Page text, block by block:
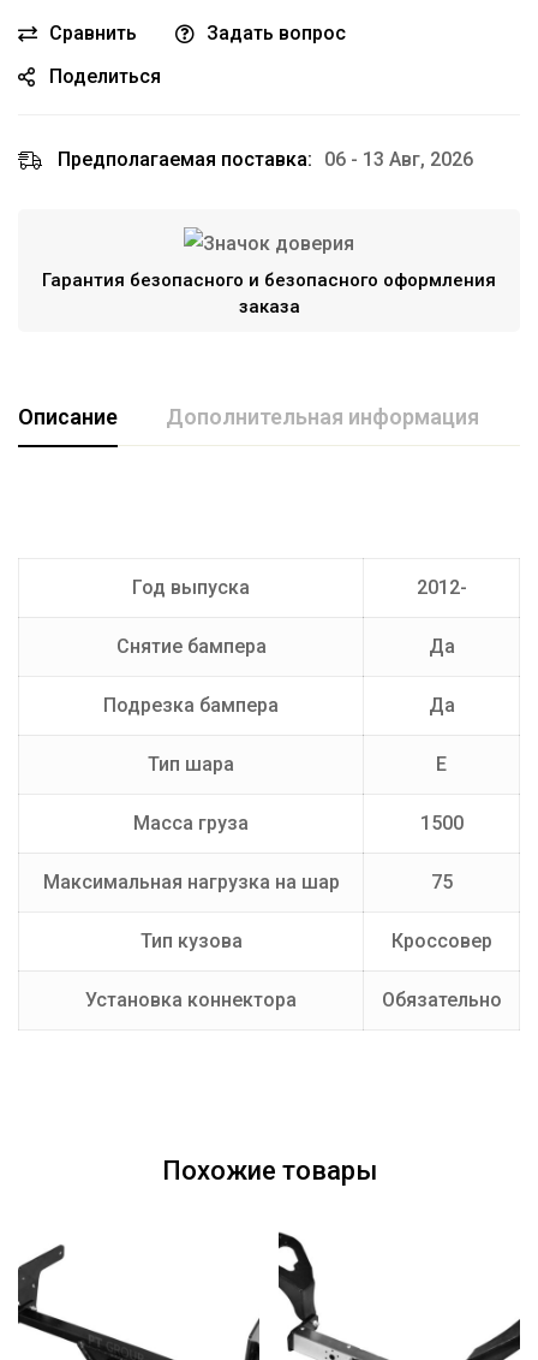
Сравнить
Задать вопрос
Поделиться
Предполагаемая поставка: 06 - 13 Авг, 2026
Гарантия безопасного и безопасного оформления
заказа
Описание Дополнительная информация
Год выпуска 2012-
Снятие бампера Да
Подрезка бампера Да
Тип шара E
Масса груза 1500
Максимальная нагрузка на шар 75
Тип кузова Кроссовер
Установка коннектора Обязательно
Производитель
E
Похожие товары